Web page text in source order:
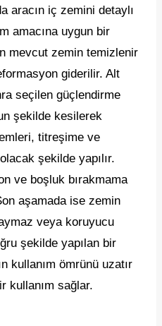
aracın iç zemini detaylı
amacına uygun bir
mevcut zemin temizlenir
giderilir. Alt
seçilen güçlendirme
şekilde kesilerek
titreşime ve
şekilde yapılır.
ve boşluk bırakmama
aşamada ise zemin
veya koruyucu
şekilde yapılan bir
kullanım ömrünü uzatır
kullanım sağlar.